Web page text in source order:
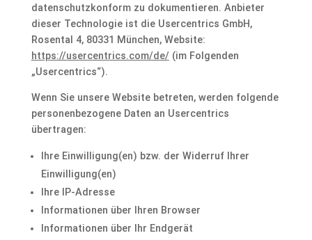
datenschutzkonform zu dokumentieren. Anbieter
dieser Technologie ist die Usercentrics GmbH,
Rosental 4, 80331 München, Website:
https://usercentrics.com/de/(im Folgenden
„Usercentrics“).
Wenn Sie unsere Website betreten, werden folgende
personenbezogene Daten an Usercentrics
übertragen:
Ihre Einwilligung(en) bzw. der Widerruf Ihrer
Einwilligung(en)
Ihre IP-Adresse
Informationen über Ihren Browser
Informationen über Ihr Endgerät